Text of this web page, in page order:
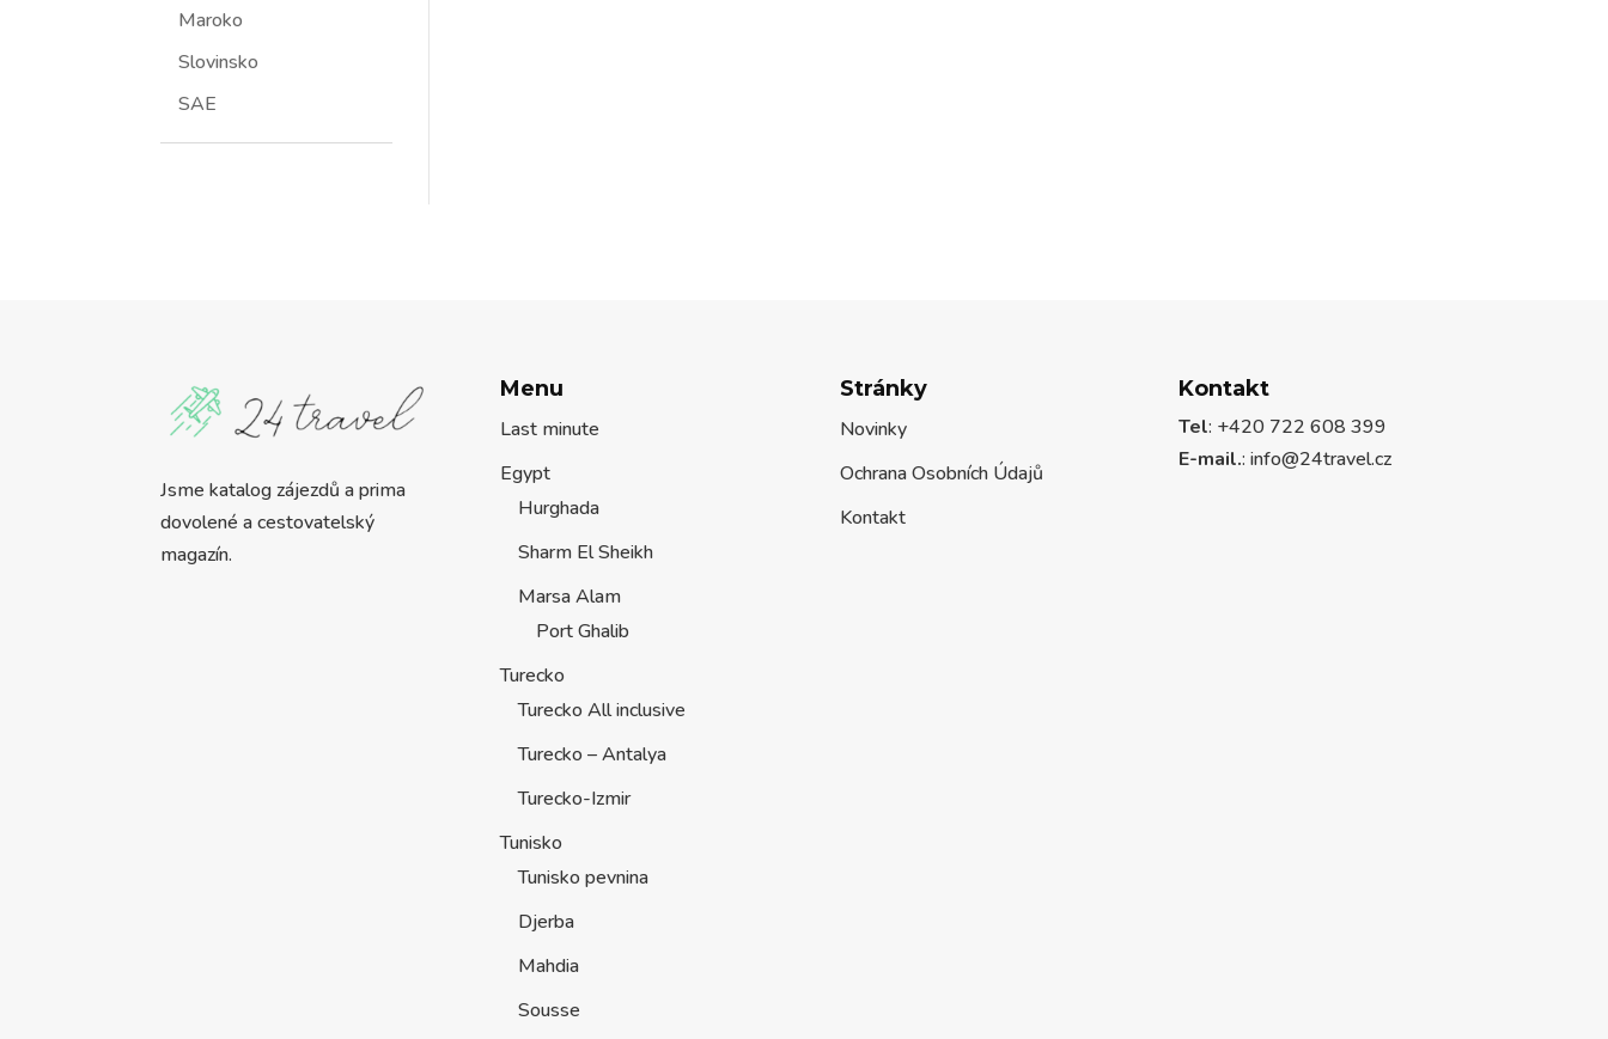
Maroko
Slovinsko
SAE
Jsme katalog zájezdů a prima
dovolené a cestovatelský
magazín.
Menu
Last minute
Egypt
Hurghada
Sharm El Sheikh
Marsa Alam
Port Ghalib
Turecko
Turecko All inclusive
Turecko – Antalya
Turecko-Izmir
Tunisko
Tunisko pevnina
Djerba
Mahdia
Sousse
Stránky
Novinky
Ochrana Osobních Údajů
Kontakt
Kontakt
Tel: +420 722 608 399
E-mail.:info@24travel.cz